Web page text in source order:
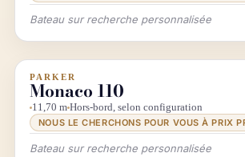
Bateau sur recherche personnalisée
INFO & RECHERCHE
PARKER
Monaco 110
11,70 m Hors-bord, selon configuration
NOUS LE CHERCHONS POUR VOUS À PRIX
Bateau sur recherche personnalisée